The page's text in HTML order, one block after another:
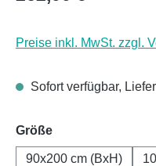
Preise inkl. MwSt. zzgl.
Sofort verfügbar,
Größeauswählen
90x200 cm (BxH)